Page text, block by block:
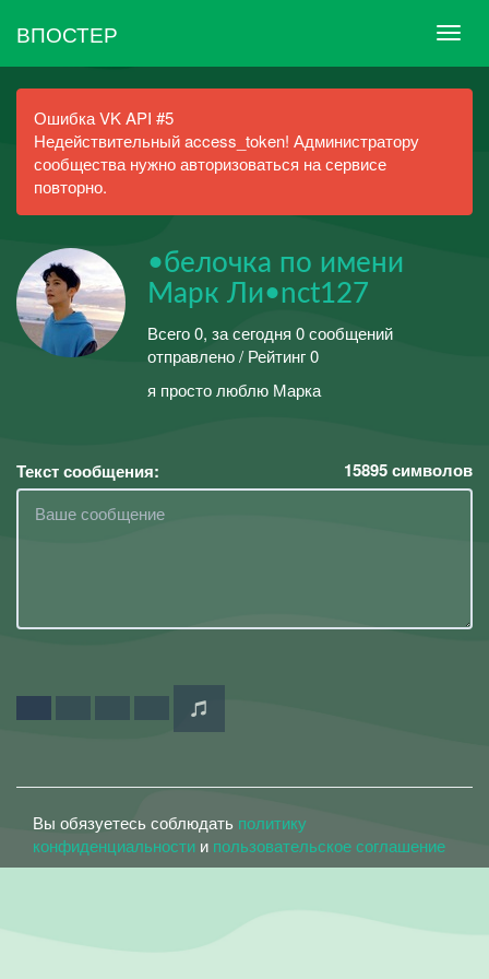
ВПОСТЕР
Ошибка VK API #5
Недействительный access_token! Администратору
сообщества нужно авторизоваться на сервисе
повторно.
•белочка по имени
Марк Ли•nct127
Всего 0, за сегодня 0 сообщений
отправлено / Рейтинг 0
я просто люблю Марка
Текст сообщения: 15895символов
Вы обязуетесь соблюдать политику
конфиденциальности и пользовательское соглашение